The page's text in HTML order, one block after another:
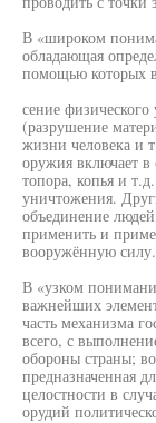
В «широком
обладающая
помощью которых
сение
(разрушение
жизни человека и
оружия включает в
топора, копья и
уничтожения.
объединение
применить и
вооружённую силу.
В «узком
важнейших
часть механизма
всего, с
обороны страны;
предназначенная
целостности в
орудий